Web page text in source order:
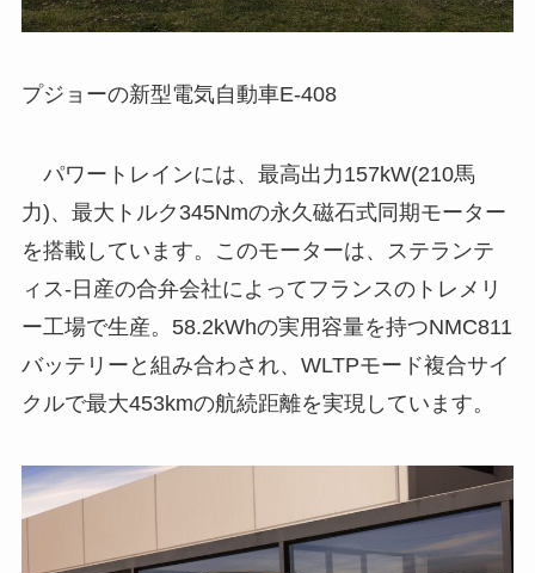
プジョーの新型電気自動車E-408
パワートレインには、最高出力157kW(210馬
力)、最大トルク345Nmの永久磁石式同期モーター
を搭載しています。このモーターは、ステランテ
ィス-日産の合弁会社によってフランスのトレメリ
ー工場で生産。58.2kWhの実用容量を持つNMC811
バッテリーと組み合わされ、WLTPモード複合サイ
クルで最大453kmの航続距離を実現しています。